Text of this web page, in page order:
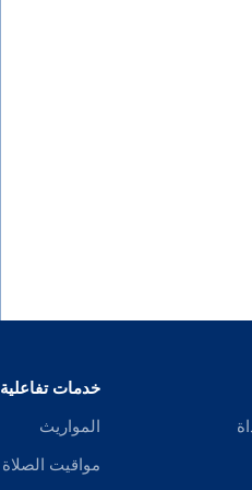
خدمات تفاعلية
المواريث
مواقيت الصلاة